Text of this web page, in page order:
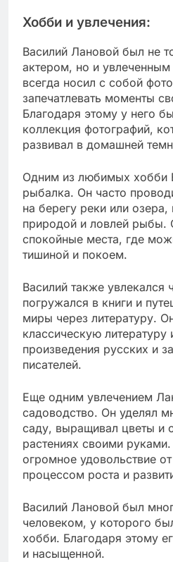
Хобби и увлечения:
Василий Лановой был не
актером, но и
всегда носил с собой
запечатлевать моменты
Благодаря этому у него
коллекция фотографий,
развивал в домашней
Одним из любимых хобби
рыбалка. Он часто
на берегу реки или
природой и ловлей рыбы.
спокойные места, где
тишиной и покоем.
Василий также увлекался
погружался в книги и
миры через литературу.
классическую литературу
произведения русских и
писателей.
Еще одним увлечением
садоводство. Он уделял
саду, выращивал цветы и
растениях своими
огромное удовольствие
процессом роста и
Василий Лановой был
человеком, у которого
хобби. Благодаря этому
и насыщенной.